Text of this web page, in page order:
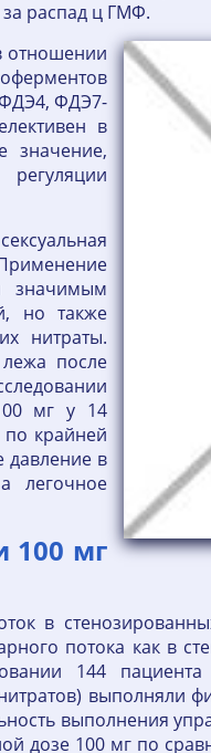
за распад ц ГМФ.
отношении
ФДЭ7-
в
значимым
но также
нитраты.
после
мг у 14
крайней
давление в
легочное
100 мг
в
потока как в
144
выполняли
выполнения
дозе 100 мг по